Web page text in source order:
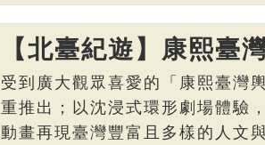
【北臺紀遊】康熙臺
受到廣大觀眾喜愛的「康熙臺灣
重推出；以沈浸式環形劇場體驗
動畫再現臺灣豐富且多樣的人文